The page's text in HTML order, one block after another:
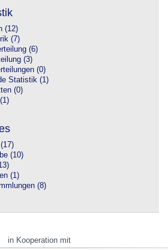
(12)
(7)
(6)
(3)
(0)
Statistik (1)
(0)
(10)
(1)
(8)
in Kooperation mit